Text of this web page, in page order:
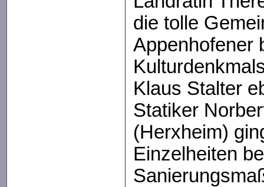
die tolle
Appenhofener
Klaus Stalter
Statiker
(Herxheim)
Einzelheiten